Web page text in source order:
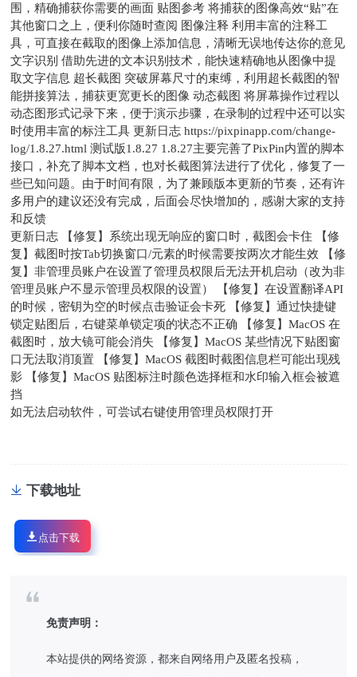
围，精确捕获你需要的画面 贴图参考 将捕获的图像高效“贴”在
其他窗口之上，便利你随时查阅 图像注释 利用丰富的注释工
具，可直接在截取的图像上添加信息，清晰无误地传达你的意见
文字识别 借助先进的文本识别技术，能快速精确地从图像中提
取文字信息 超长截图 突破屏幕尺寸的束缚，利用超长截图的智
能拼接算法，捕获更宽更长的图像 动态截图 将屏幕操作过程以
动态图形式记录下来，便于演示步骤，在录制的过程中还可以实
时使用丰富的标注工具 更新日志 https://pixpinapp.com/change-
log/1.8.27.html 测试版1.8.27 1.8.27主要完善了PixPin内置的脚本
接口，补充了脚本文档，也对长截图算法进行了优化，修复了一
些已知问题。由于时间有限，为了兼顾版本更新的节奏，还有许
多用户的建议还没有完成，后面会尽快增加的，感谢大家的支持
和反馈
更新日志 【修复】系统出现无响应的窗口时，截图会卡住 【修
复】截图时按Tab切换窗口/元素的时候需要按两次才能生效 【修
复】非管理员账户在设置了管理员权限后无法开机启动（改为非
管理员账户不显示管理员权限的设置） 【修复】在设置翻译API
的时候，密钥为空的时候点击验证会卡死 【修复】通过快捷键
锁定贴图后，右键菜单锁定项的状态不正确 【修复】MacOS 在
截图时，放大镜可能会消失 【修复】MacOS 某些情况下贴图窗
口无法取消顶置 【修复】MacOS 截图时截图信息栏可能出现残
影 【修复】MacOS 贴图标注时颜色选择框和水印输入框会被遮
挡
如无法启动软件，可尝试右键使用管理员权限打开
下载地址
点击下载
免责声明：
本站提供的网络资源，都来自网络用户及匿名投稿，